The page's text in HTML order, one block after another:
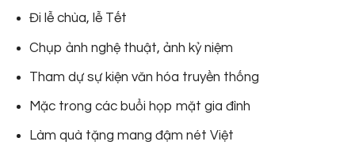
Đi lễ chùa, lễ Tết
Chụp ảnh nghệ thuật, ảnh kỷ niệm
Tham dự sự kiện văn hóa truyền thống
Mặc trong các buổi họp mặt gia đình
Làm quà tặng mang đậm nét Việt